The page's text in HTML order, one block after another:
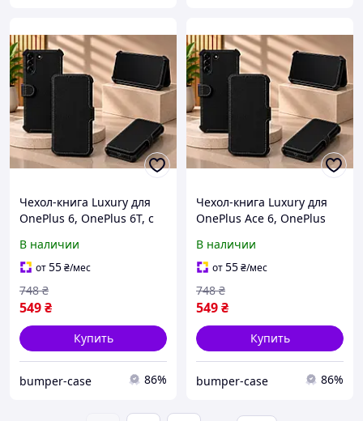
Чехол-книга Luxury для
OnePlus 6, OnePlus 6T, с
В наличии
от55₴/мес
549₴
748 ₴
Купить
bumper-case 86%
Чехол-книга Luxury для
OnePlus Ace 6, OnePlus
В наличии
от55₴/мес
549₴
748 ₴
Купить
bumper-case 86%